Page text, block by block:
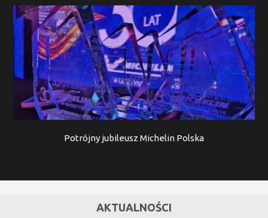
Potrójny jubileusz Michelin Polska
AKTUALNOŚCI